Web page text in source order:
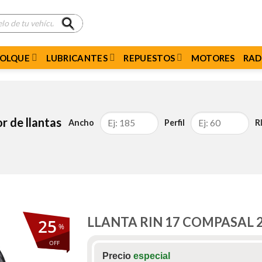
LUBRICANTES REPUESTOS MOTORES
de llantas Ancho Perfil
%
OFF
25 LLANTA RIN 17
Precio especial